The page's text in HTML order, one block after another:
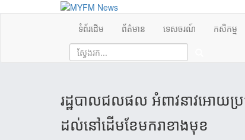
ទំព័រដើម ព័ត៌មាន ទេសចរណ៍ កសិកម្ម
រដ្ឋបាលជលផល អំពាវនាវអោយប្
ដល់នៅដើមខែមករាខាងមុខ